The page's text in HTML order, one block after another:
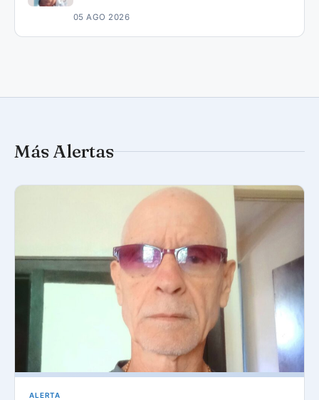
05 AGO 2026
Más Alertas
ALERTA